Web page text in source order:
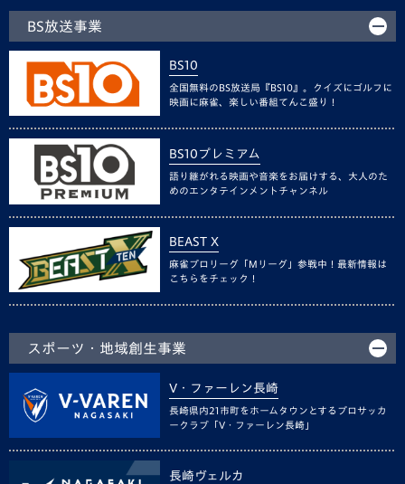
BS放送事業
BS10
全国無料のBS放送局『BS10』。クイズにゴルフに
映画に麻雀、楽しい番組てんこ盛り！
BS10プレミアム
語り継がれる映画や音楽をお届けする、大人のた
めのエンタテインメントチャンネル
BEAST X
麻雀プロリーグ「Mリーグ」参戦中！最新情報は
こちらをチェック！
スポーツ・地域創生事業
V・ファーレン長崎
長崎県内21市町をホームタウンとするプロサッカ
ークラブ「V・ファーレン長崎」
長崎ヴェルカ